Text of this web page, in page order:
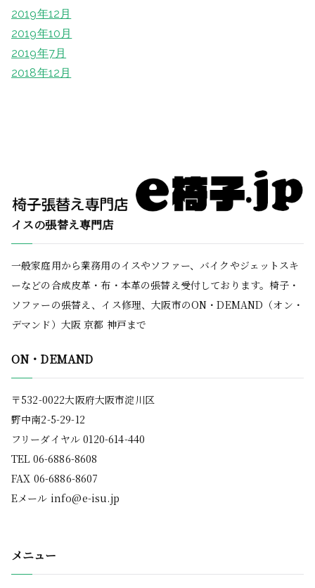
2019年12月
2019年10月
2019年7月
2018年12月
イスの張替え専門店
一般家庭用から業務用のイスやソファー、バイクやジェットスキ
ーなどの合成皮革・布・本革の張替え受付しております。椅子・
ソファーの張替え、イス修理、大阪市のON・DEMAND（オン・
デマンド）大阪 京都 神戸まで
ON・DEMAND
〒532-0022大阪府大阪市淀川区
野中南2-5-29-12
フリーダイヤル 0120-614-440
TEL 06-6886-8608
FAX 06-6886-8607
Eメール info@e-isu.jp
メニュー